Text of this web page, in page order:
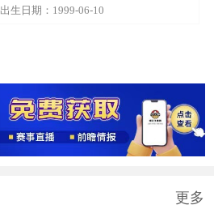
出生日期：1999-06-10
更多